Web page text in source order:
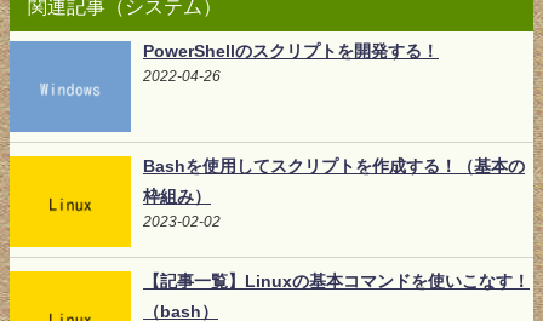
関連記事（システム）
PowerShellのスクリプトを開発する！
2022-04-26
Bashを使用してスクリプトを作成する！（基本の
枠組み）
2023-02-02
【記事一覧】Linuxの基本コマンドを使いこなす！
（bash）